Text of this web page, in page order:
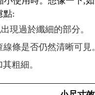
點:
現過於纖細的部分。
條是否仍然清晰可見。
粗細。